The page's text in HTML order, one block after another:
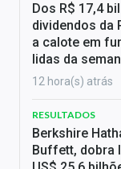
Dos R$ 17,4
dividendos da
a calote em
lidas da
12 hora(s) atrás
RESULTADOS
Berkshire
Buffett, dobra